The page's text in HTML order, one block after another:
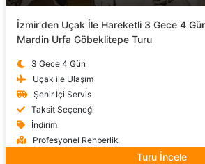
İzmir'den Uçak İle Hareketli 3 Gece 4 Gün
Mardin Urfa Göbeklitepe Turu
3 Gece 4 Gün
Uçak ile Ulaşım
Şehir İçi Servis
Taksit Seçeneği
İndirim
Profesyonel Rehberlik
Turu İncele